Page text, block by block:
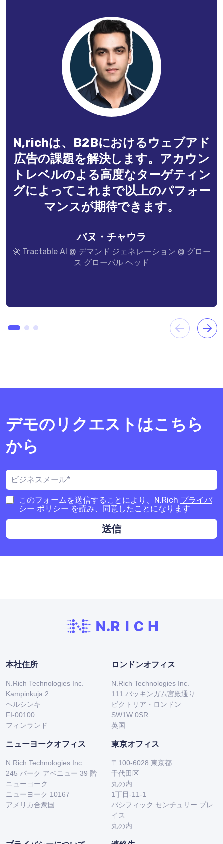
N,richは、B2Bにおけるウェブアド
広告の課題を解決します。アカウン
トレベルのよる高度なターゲティン
グによってこれまで以上のパフォー
マンスが期待できます。
バヌ・チャウラ
🚀 Tractable AI @ デマンド ジェネレーション @ グロー
ス グローバル ヘッド
デモのリクエストはこちら
から
このフォームを送信することにより、N.Rich プライバ
シー ポリシー を読み、同意したことになります
本社住所
N.Rich Technologies Inc.
Kampinkuja 2
ヘルシンキ
FI-00100
フィンランド
ロンドンオフィス
N.Rich Technologies Inc.
111 バッキンガム宮殿通り
ビクトリア・ロンドン
SW1W 0SR
英国
ニューヨークオフィス
N.Rich Technologies Inc.
245 パーク アベニュー 39 階
ニューヨーク
ニューヨーク 10167
アメリカ合衆国
東京オフィス
〒100-6028 東京都
千代田区
丸の内
1丁目-11-1
パシフィック センチュリー プレ
イス
丸の内